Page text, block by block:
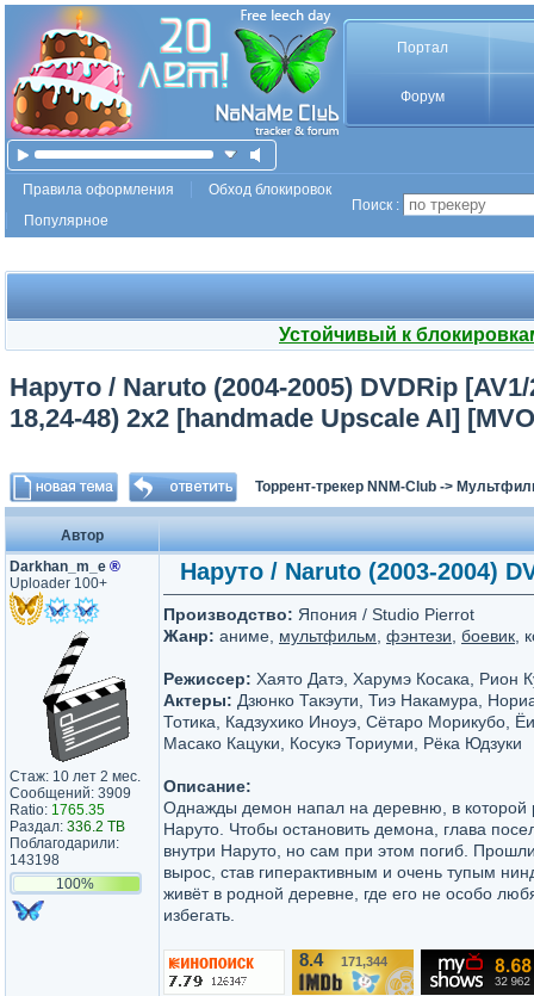
Портал
Форум
Правила оформления
Обход блокировок
Популярное
Поиск :
Устойчивый к
Наруто / Naruto (2004-2005) DVDRip
18,24-48) 2x2 [handmade Upscale AI]
Торрент-трекер NNM-Club ->
Автор
Darkhan_m_e ®
Uploader 100+
Стаж: 10 лет 2 мес.
Сообщений: 3909
Ratio: 1765.35
Раздал: 336.2 TB
Поблагодарили:
143198
100%
Наруто / Naruto (2003-2004)
Производство: Япония / Studio Pierrot
Жанр: аниме, мультфильм фэнтези боевик ,
Режиссер: Хаято Датэ, Харумэ Косака, Рион
Актеры: Дзюнко Такэути, Тиэ Накамура,
Тотика, Кадзухико Иноуэ, Сётаро Морикубо,
Масако Кацуки, Косукэ Ториуми, Рёка Юдзуки
Описание:
Однажды демон напал на деревню, в которой
Наруто. Чтобы остановить демона, глава
внутри Наруто, но сам при этом погиб.
вырос, став гиперактивным и очень тупым
живёт в родной деревне, где его не особо
избегать.
8.4/10 171,344